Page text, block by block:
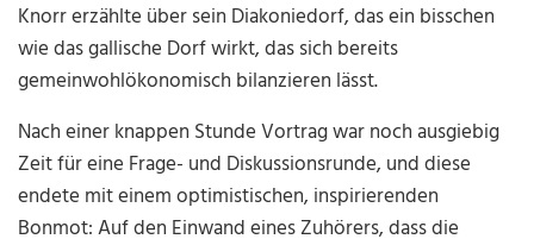
Knorr erzählte über sein Diakoniedorf, das ein bisschen
wie das gallische Dorf wirkt, das sich bereits
gemeinwohlökonomisch bilanzieren lässt.
Nach einer knappen Stunde Vortrag war noch ausgiebig
Zeit für eine Frage- und Diskussionsrunde, und diese
endete mit einem optimistischen, inspirierenden
Bonmot: Auf den Einwand eines Zuhörers, dass die